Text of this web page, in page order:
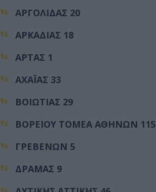
ΑΡΓΟΛΙΔΑΣ 20
ΑΡΚΑΔΙΑΣ 18
ΑΡΤΑΣ 1
ΑΧΑΪΑΣ 33
ΒΟΙΩΤΙΑΣ 29
ΒΟΡΕΙΟΥ ΤΟΜΕΑ ΑΘΗΝΩΝ 115
ΓΡΕΒΕΝΩΝ 5
ΔΡΑΜΑΣ 9